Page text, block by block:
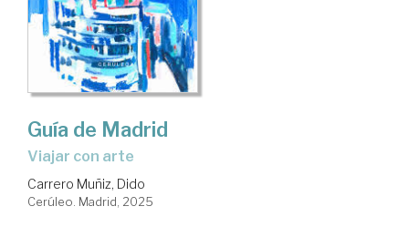
Guía de Madrid
Viajar con arte
Carrero Muñiz, Dido
Cerúleo. Madrid, 2025